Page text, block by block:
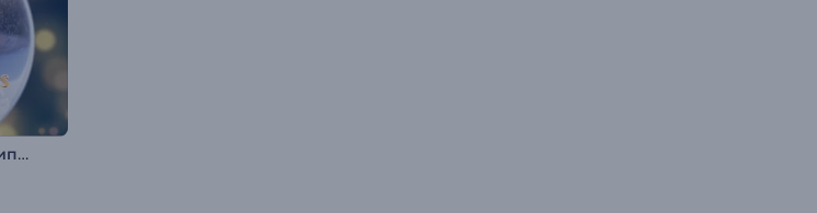
Новогодняя мерцающая типографика